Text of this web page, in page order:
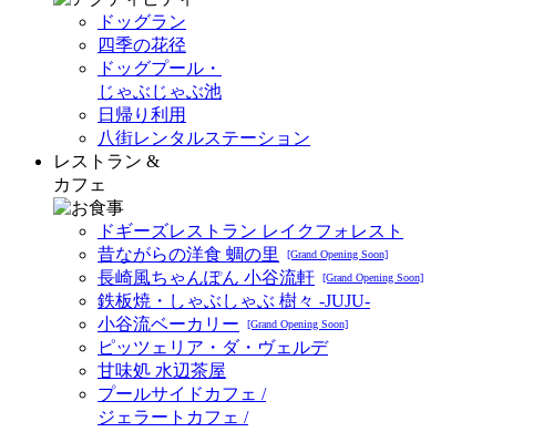
ドッグラン
四季の花径
ドッグプール・
じゃぶじゃぶ池
日帰り利用
八街レンタルステーション
レストラン &
カフェ
ドギーズレストラン レイクフォレスト
昔ながらの洋食 蜩の里
[Grand Opening Soon]
長崎風ちゃんぽん 小谷流軒 [Grand Opening Soon]
鉄板焼・しゃぶしゃぶ 樹々 -JUJU-
小谷流ベーカリー
[Grand Opening Soon]
ピッツェリア・ダ・ヴェルデ
甘味処 水辺茶屋
プールサイドカフェ /
ジェラートカフェ /